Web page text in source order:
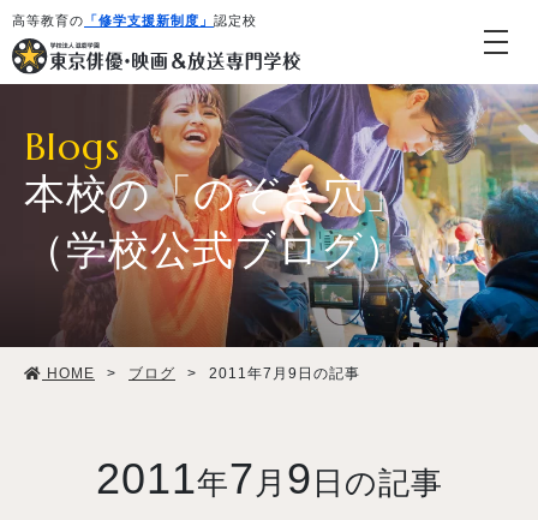
高等教育の 「修学支援新制度」 認定校
学校紹介・教育システム
学生生活
Blogs
本校の「のぞき穴」
（学校公式ブログ）
HOME > ブログ > 2011年7月9日の記事
2011年7 月 9 日の記事